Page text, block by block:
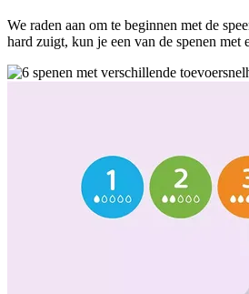
We raden aan om te beginnen met de
hard zuigt, kun je een van de spenen met